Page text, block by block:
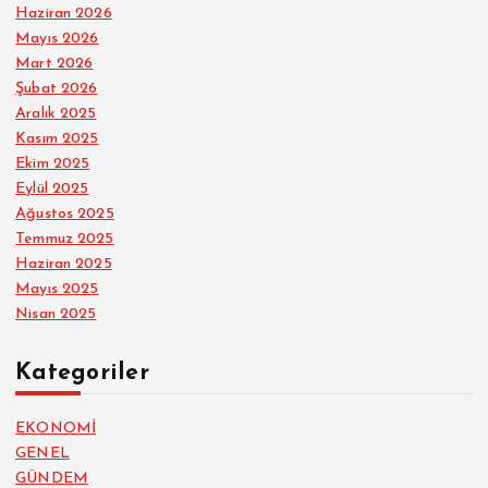
Haziran 2026
Mayıs 2026
Mart 2026
Şubat 2026
Aralık 2025
Kasım 2025
Ekim 2025
Eylül 2025
Ağustos 2025
Temmuz 2025
Haziran 2025
Mayıs 2025
Nisan 2025
Kategoriler
EKONOMİ
GENEL
GÜNDEM